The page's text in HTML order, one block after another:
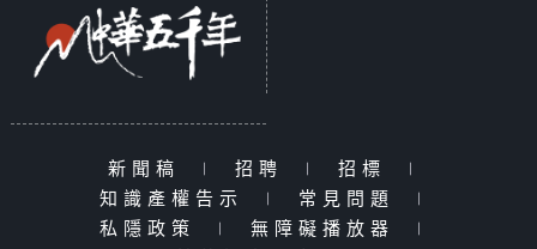
新聞稿 | 招聘 | 招標
|
知識產權告示
| 常見問題
|
私隱政策
| 無障礙播放器
|